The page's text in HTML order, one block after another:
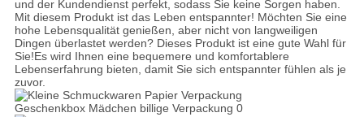
und der Kundendienst perfekt, sodass Sie keine Sorgen haben.
Mit diesem Produkt ist das Leben entspannter! Möchten Sie eine
hohe Lebensqualität genießen, aber nicht von langweiligen
Dingen überlastet werden? Dieses Produkt ist eine gute Wahl für
Sie!Es wird Ihnen eine bequemere und komfortablere
Lebenserfahrung bieten, damit Sie sich entspannter fühlen als je
zuvor.